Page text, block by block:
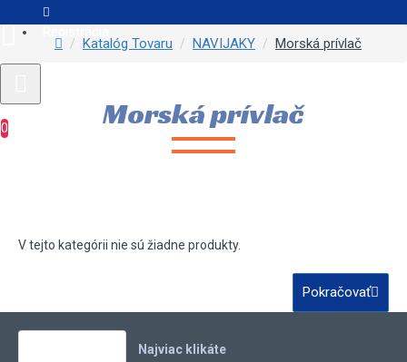
0
Katalóg Tovaru NAVIJAKY Morská prívlač
Morská prívlač
V tejto kategórii nie sú žiadne produkty.
Pokračovať
Najviac klikáte